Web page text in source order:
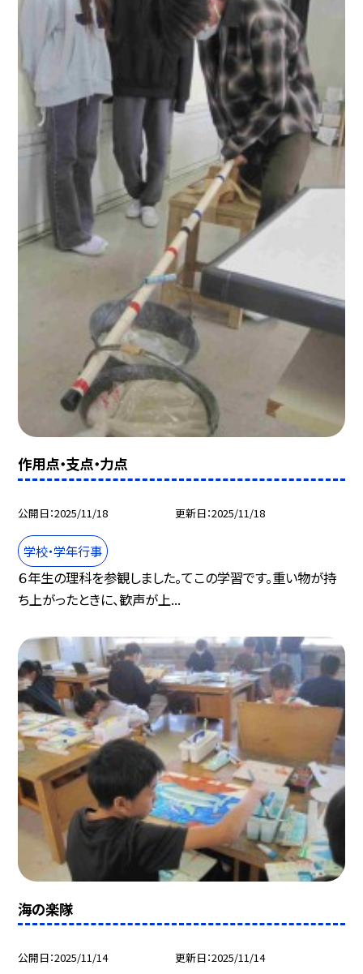
作用点・支点・力点
公開日 2025/11/18 更新日 2025/11/18
学校・学年行事
６年生の理科を参観しました。てこの学習です。重い物が持
ち上がったときに、歓声が上...
海の楽隊
公開日 2025/11/14 更新日 2025/11/14